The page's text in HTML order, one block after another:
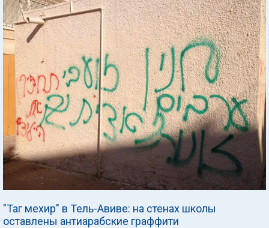
"Таг мехир" в Тель-Авиве: на стенах школы
оставлены антиарабские граффити